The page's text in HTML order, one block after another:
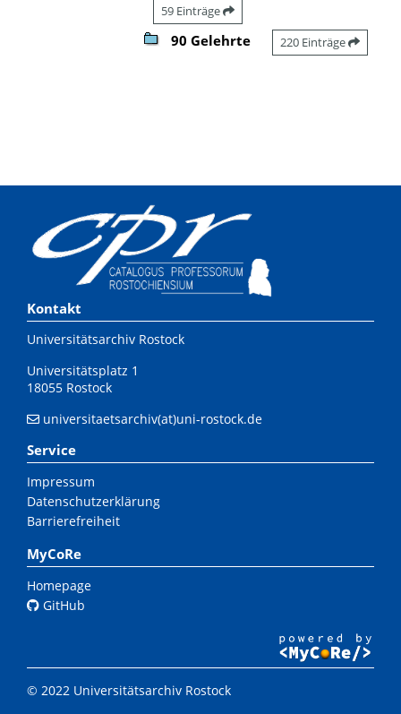
59 Einträge
90 Gelehrte 220 Einträge
Kontakt
Universitätsarchiv Rostock
Universitätsplatz 1
18055 Rostock
universitaetsarchiv(at)uni-rostock.de
Service
Impressum
Datenschutzerklärung
Barrierefreiheit
MyCoRe
Homepage
GitHub
© 2022 Universitätsarchiv Rostock